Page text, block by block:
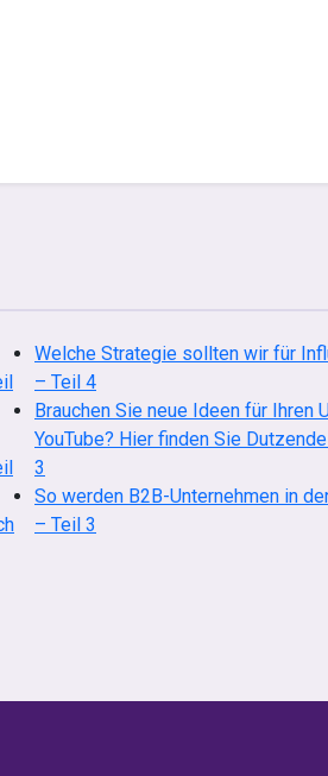
Welche Strategie sollten wir für
– Teil 4
Brauchen Sie neue Ideen für Ihren
YouTube? Hier finden Sie
3
So werden B2B-Unternehmen in
– Teil 3